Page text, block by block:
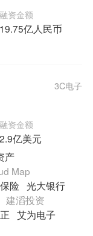
融资金额
19.75亿人民币
融资金额
2.9亿美元
3C电子
产
Map
险 光大银行
建滔投资
艾为电子